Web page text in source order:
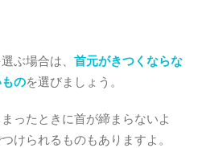
ぶ場合は、 首元がきつくならな
のを選びましょう。
ったときに首が締まらないよ
けられるものもありますよ。